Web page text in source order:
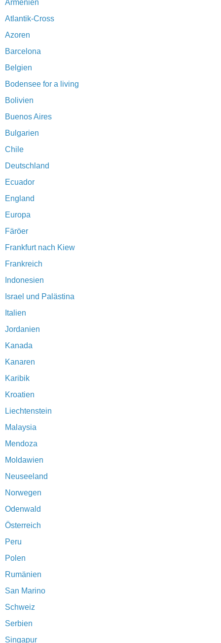
Armenien
Atlantik-Cross
Azoren
Barcelona
Belgien
Bodensee for a living
Bolivien
Buenos Aires
Bulgarien
Chile
Deutschland
Ecuador
England
Europa
Färöer
Frankfurt nach Kiew
Frankreich
Indonesien
Israel und Palästina
Italien
Jordanien
Kanada
Kanaren
Karibik
Kroatien
Liechtenstein
Malaysia
Mendoza
Moldawien
Neuseeland
Norwegen
Odenwald
Österreich
Peru
Polen
Rumänien
San Marino
Schweiz
Serbien
Singapur